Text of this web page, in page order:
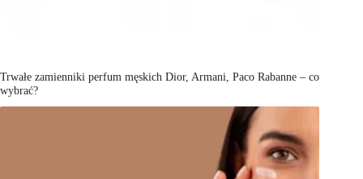
Trwałe zamienniki perfum męskich Dior, Armani, Paco Rabanne – co
wybrać?